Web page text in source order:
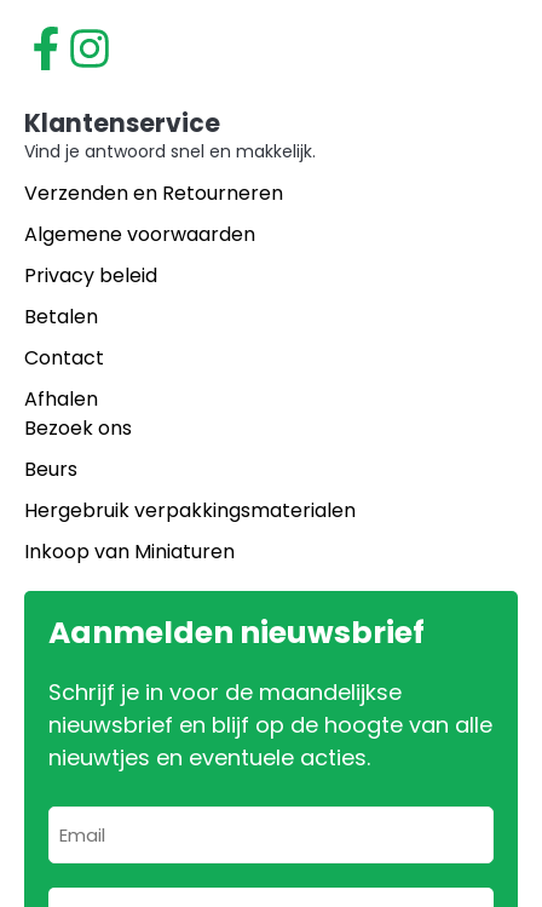
Klantenservice
Vind je antwoord snel en makkelijk.
Verzenden en Retourneren
Algemene voorwaarden
Privacy beleid
Betalen
Contact
Afhalen
Bezoek ons
Beurs
Hergebruik verpakkingsmaterialen
Inkoop van Miniaturen
Aanmelden nieuwsbrief
Schrijf je in voor de maandelijkse
nieuwsbrief en blijf op de hoogte van alle
nieuwtjes en eventuele acties.